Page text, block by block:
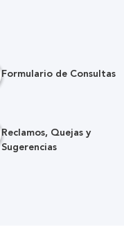
Formulario de Consultas
Reclamos, Quejas y
Sugerencias